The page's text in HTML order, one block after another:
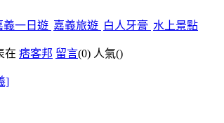
義一日遊 嘉義旅遊 白人牙膏 水上景點
在 痞客邦 留言(0) 人氣()
]